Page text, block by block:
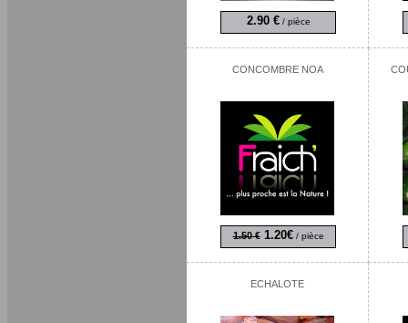
2.90 €/ pièce
CONCOMBRE NOA
1.50 € 1.20€/ pièce
ECHALOTE